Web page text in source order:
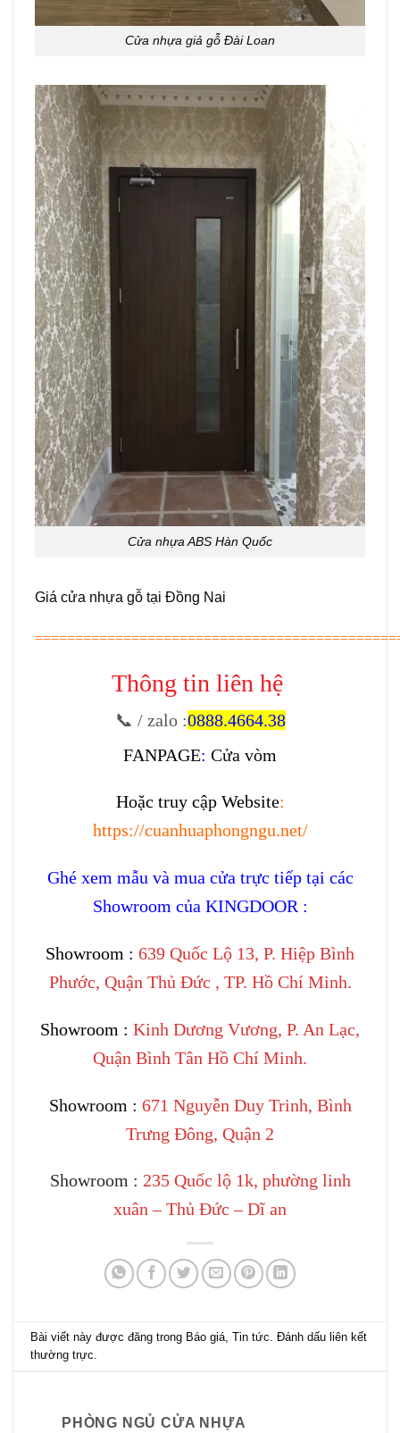
Cửa nhựa giả gỗ Đài Loan
Cửa nhựa ABS Hàn Quốc
Giá cửa nhựa gỗ tại Đồng Nai
Thông tin liên hệ
📞 / zalo :0888.4664.38
FANPAGE: Cửa vòm
Hoặc truy cập Website:
https://cuanhuaphongngu.net/
Ghé xem mẫu và mua cửa trực tiếp tại các
Showroom của KINGDOOR :
Showroom : 639 Quốc Lộ 13, P. Hiệp Bình
Phước, Quận Thủ Đức , TP. Hồ Chí Minh.
Showroom : Kinh Dương Vương, P. An Lạc,
Quận Bình Tân Hồ Chí Minh.
Showroom : 671 Nguyễn Duy Trinh, Bình
Trưng Đông, Quận 2
Showroom : 235 Quốc lộ 1k, phường linh
xuân – Thủ Đức – Dĩ an
Bài viết này được đăng trong Báo giá ,Tin tức . Đánh dấuliên kết
thường trực
PHÒNG NGỦ CỬA NHỰA